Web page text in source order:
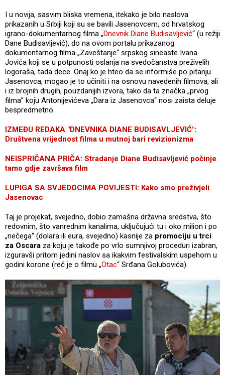
I u novija, sasvim bliska vremena, itekako je bilo naslova
prikazanih u Srbiji koji su se bavili Jasenovcem, od hrvatskog
igrano-dokumentarnog filma „Dnevnik Diane Budisavljević“ (u režiji
Dane Budisavljević), do na ovom portalu prikazanog
dokumentarnog filma „Zaveštanje“ srpskog sineaste Ivana
Jovića koji se u potpunosti oslanja na svedočanstva preživelih
logoraša, tada dece. Onaj ko je hteo da se informiše po pitanju
Jasenovca, mogao je to učiniti i na osnovu navedenih filmova, ali
i iz brojnih drugih, pouzdanijih izvora, tako da ta značka „prvog
filma” koju Antonijevićeva „Dara iz Jasenovca“ nosi zaista deluje
bespredmetno.
IZMEĐU REDAKA "DNEVNIKA DIANE BUDISAVLJEVIĆ":
Društvena vrijednost filma u mutnoj bari revizionizma
NEISPRIČANA PRIČA: Stradanje Diane Budisavljević počinje
tamo gdje završava film
LUPIGA SA SVJEDOCIMA POVIJESTI: Kako smo preživjeli
Jasenovac
Taj je projekat, svejedno, dobio zamašna državna sredstva, što
redovnim, što vanrednim kanalima, uključujući tu i oko milion i po
„nečega“ (dolara ili eura, svejedno) kasnije za promociju u trci
za Oscara za koju je takođe po vrlo sumnjivoj proceduri izabran,
izguravši pritom jedini naslov sa ikakvim festivalskim uspehom u
godini korone (reč je o filmu „Otac“ Srđana Golubovića).